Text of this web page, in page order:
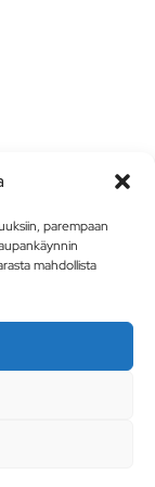
parempaan
mahdollista